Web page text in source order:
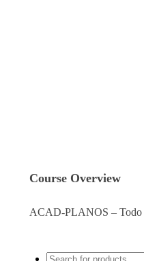
Course Overview
ACAD-PLANOS – Todo